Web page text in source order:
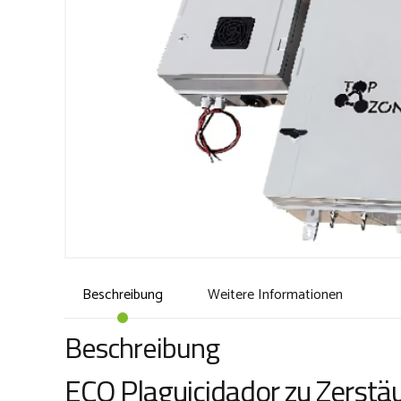
Beschreibung Weitere Informationen
Beschreibung
ECO Plaguicidador zu